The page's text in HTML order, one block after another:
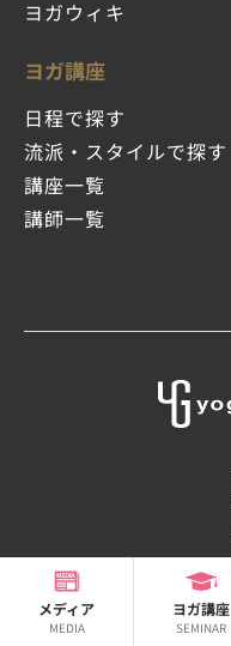
メディア
MEDIA
ヨガ講座
SEMINAR
ヨガウィキ
ヨガ講座
日程で探す
流派・スタイルで探す
講座一覧
講師一覧
プラ
©2008-